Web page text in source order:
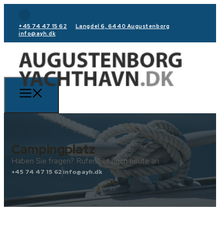
+45 74 47 15 62
Langdel 6, 6440 Augustenborg
info@ayh.dk
Campingplatz
Haben Sie fragen? Rufen Sie noch heute an.
+45 74 47 15 62 info@ayh.dk